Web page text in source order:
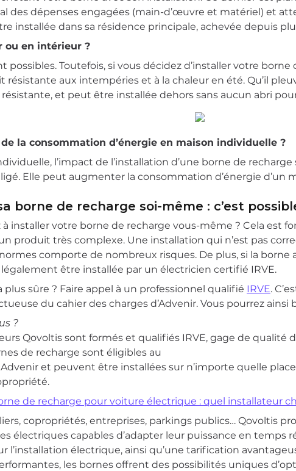
des dépenses engagées (main-d’œuvre et matériel) et
installée dans sa résidence principale, achevée depuis
ou en intérieur ?
possibles. Toutefois, si vous décidez d’installer votre
résistante aux intempéries et à la chaleur en été. Qu’il
et peut être installée dehors sans aucun abri
de la consommation d’énergie en maison individuelle ?
l’impact de l’installation d’une borne de
Elle peut augmenter la consommation d’énergie d’un
borne de recharge soi-même : c’est
à installer votre borne de recharge vous-même ? Cela est
produit très complexe. Une installation qui n’est pas
comporte de nombreux risques. De plus, si la borne
être installée par un électricien certifié IRVE.
plus sûre ? Faire appel à un professionnel qualifié IRVE.
du cahier des charges d’Advenir. Vous pourrez
?
Qovoltis sont formés et qualifiés IRVE, gage de qualité
de recharge sont éligibles au
et peuvent être installées sur n’importe quelle
de recharge pour voiture électrique : quel installateur
copropriétés, entreprises, parkings publics… Qovoltis
électriques capables d’adapter leur puissance en temps
l’installation électrique, ainsi qu’une tarification
les bornes offrent des possibilités uniques